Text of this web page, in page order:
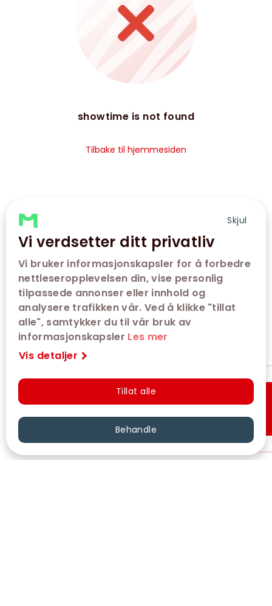
Skjul
Vi verdsetter ditt privatliv
Vi bruker informasjonskapsler for å forbedre
nettleseropplevelsen din, vise personlig
tilpassede annonser eller innhold og
analysere trafikken vår. Ved å klikke "tillat
alle", samtykker du til vår bruk av
informasjonskapsler Les mer
Vis detaljer
Tillat alle
Behandle
showtime is not found
Tilbake til hjemmesiden
Hurtigkjøp